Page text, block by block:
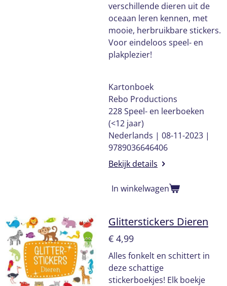
verschillende dieren uit de
oceaan leren kennen, met
mooie, herbruikbare stickers.
Voor eindeloos speel- en
plakplezier!
Kartonboek
Rebo Productions
228 Speel- en leerboeken
(<12 jaar)
Nederlands | 08-11-2023 |
9789036646406
Bekijk details
In winkelwagen
Glitterstickers Dieren
€ 4,99
Alles fonkelt en schittert in
deze schattige
stickerboekjes! Elk boekje